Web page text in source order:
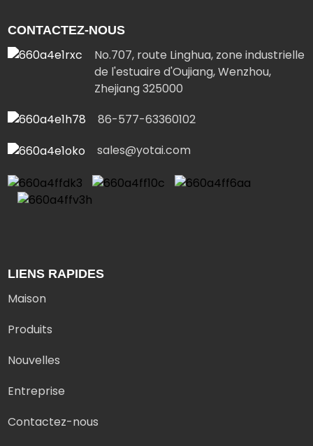
CONTACTEZ-NOUS
No.707, route Linghua, zone industrielle
de l'estuaire d'Oujiang, Wenzhou,
Zhejiang 325000
86-577-63360102
sales@yotai.com
LIENS RAPIDES
Maison
Produits
Nouvelles
Entreprise
Contactez-nous